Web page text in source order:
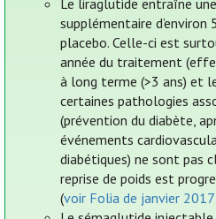
Le liraglutide entraîne
supplémentaire d’environ
placebo. Celle-ci est
année du traitement
à long terme (>3 ans) et
certaines pathologies
(prévention du diabète,
événements
diabétiques) ne sont pas
reprise de poids est
(voir Folia de janvier 2017